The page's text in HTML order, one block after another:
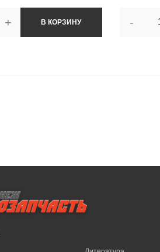
+ В КОРЗИНУ -